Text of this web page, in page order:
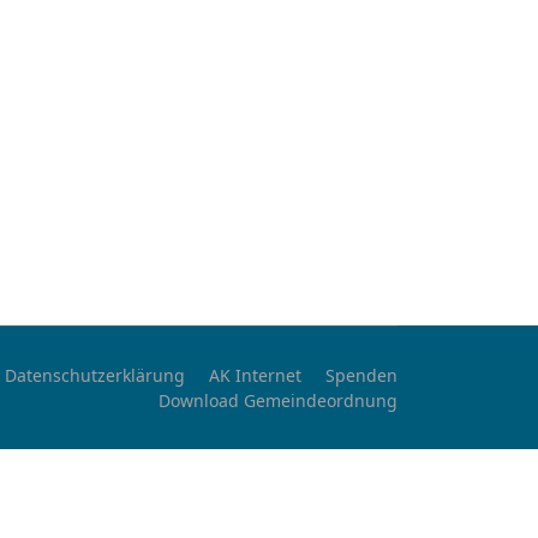
Datenschutzerklärung AK Internet
Spenden
Download Gemeindeordnung